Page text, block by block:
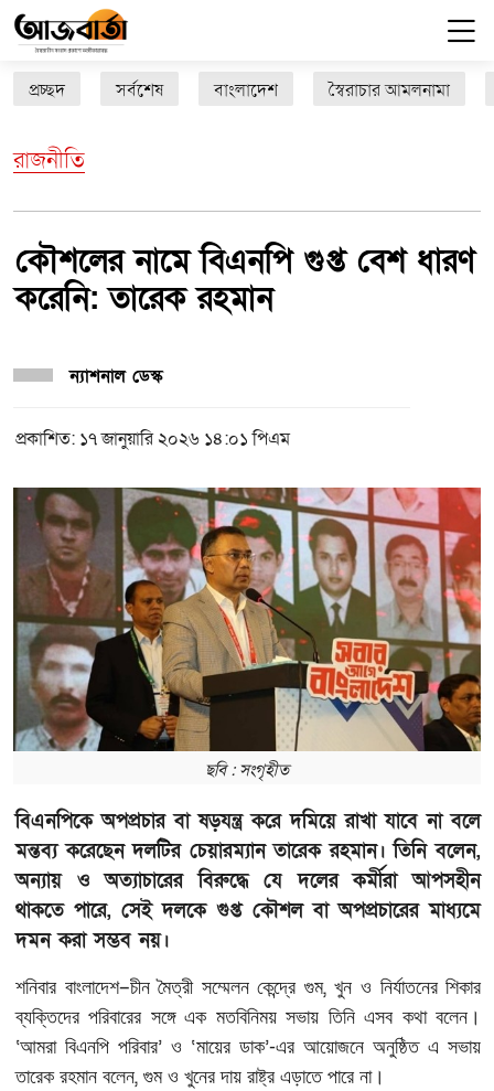
প্রচ্ছদ সর্বশেষ বাংলাদেশ স্বৈরাচার আমলনামা
রাজনীতি
কৌশলের নামে বিএনপি গুপ্ত বেশ ধারণ
করেনি: তারেক রহমান
ন্যাশনাল ডেস্ক
প্রকাশিত: ১৭ জানুয়ারি ২০২৬ ১৪:০১ পিএম
ছবি : সংগৃহীত
বিএনপিকে অপপ্রচার বা ষড়যন্ত্র করে দমিয়ে রাখা যাবে না বলে
মন্তব্য করেছেন দলটির চেয়ারম্যান তারেক রহমান। তিনি বলেন,
অন্যায় ও অত্যাচারের বিরুদ্ধে যে দলের কর্মীরা আপসহীন
থাকতে পারে, সেই দলকে গুপ্ত কৌশল বা অপপ্রচারের মাধ্যমে
দমন করা সম্ভব নয়।
শনিবার বাংলাদেশ–চীন মৈত্রী সম্মেলন কেন্দ্রে গুম,খুন ও নির্যাতনের শিকার
ব্যক্তিদের পরিবারের সঙ্গে এক মতবিনিময় সভায় তিনি এসব কথা বলেন।
‘আমরা বিএনপি পরিবার’ও ‘মায়ের ডাক’-এর আয়োজনে অনুষ্ঠিত এ সভায়
তারেক রহমান বলেন, গুম ও খুনের দায় রাষ্ট্র এড়াতে পারে না।